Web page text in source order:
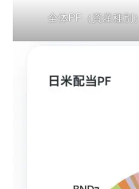
全体PF（資産種別）